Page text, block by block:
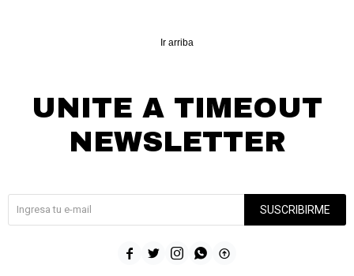
Ir arriba
UNITE A TIMEOUT
NEWSLETTER
SUSCRIBIRME
    